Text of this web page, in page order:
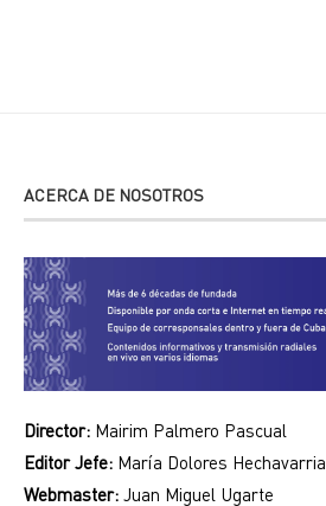
ACERCA DE NOSOTROS
Director: Mairim Palmero Pascual
Editor Jefe: María Dolores Hechavarria
Webmaster: Juan Miguel Ugarte